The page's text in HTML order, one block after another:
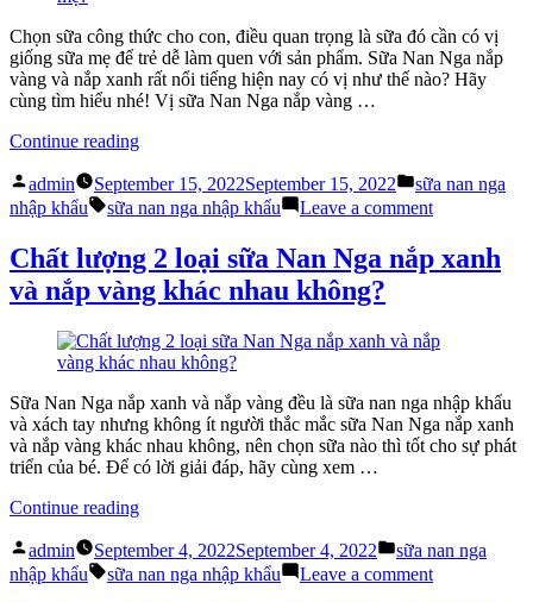
và
xách
tay”
Nan
Nga
nhập
Chọn sữa công thức cho con, điều quan trọng là sữa đó cần có vị
giống sữa mẹ để trẻ dễ làm quen với sản phẩm. Sữa Nan Nga nắp
vàng và nắp xanh rất nổi tiếng hiện nay có vị như thế nào? Hãy
cùng tìm hiểu nhé! Vị sữa Nan Nga nắp vàng …
Continue reading“Vị
Nan
Nga
vàng
và
nắp
xanh
có
giống
sữa
mẹ?”
Posted
by
admin September 15, 2022September 15, 2022
Posted
in
sữa nan nga
nhập khẩu
Tags:
sữa nan nga nhập khẩu Leave a commenton
Nan
vàng
và
xanh
có
giống
Chất lượng 2 loại sữa Nan Nga nắp xanh
và nắp vàng khác nhau không?
Sữa Nan Nga nắp xanh và nắp vàng đều là sữa nan nga nhập khẩu
và xách tay nhưng không ít người thắc mắc sữa Nan Nga nắp xanh
và nắp vàng khác nhau không, nên chọn sữa nào thì tốt cho sự phát
triển của bé. Để có lời giải đáp, hãy cùng xem …
Continue reading“Chất
2
loại
Posted
by
admin September 4, 2022September 4, 2022
Posted
in
sữa nan nga
nhập khẩu
Tags:
sữa nan nga nhập khẩu Leave a commenton